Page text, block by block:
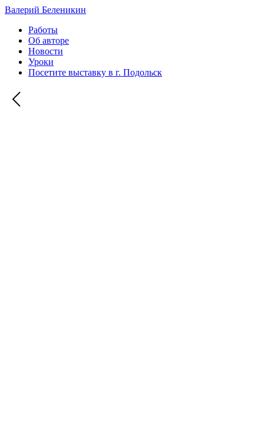
Валерий Беленикин
Работы
Об авторе
Новости
Уроки
Посетите выставку в г. Подольск